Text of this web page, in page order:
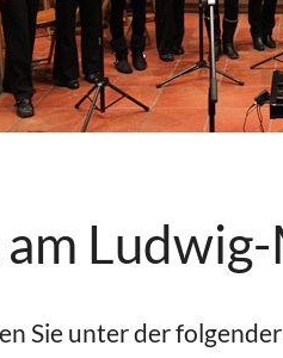
Sie unter der